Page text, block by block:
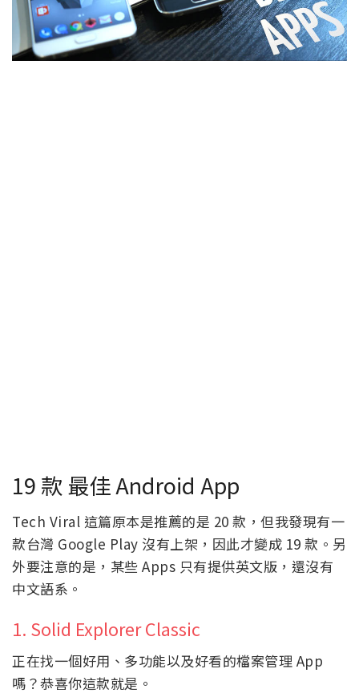
19 款 最佳 Android App
Tech Viral 這篇原本是推薦的是 20 款，但我發現有一
款台灣 Google Play 沒有上架，因此才變成 19 款。另
外要注意的是，某些 Apps 只有提供英文版，還沒有
中文語系。
1. Solid Explorer Classic
正在找一個好用、多功能以及好看的檔案管理 App
嗎？恭喜你這款就是。